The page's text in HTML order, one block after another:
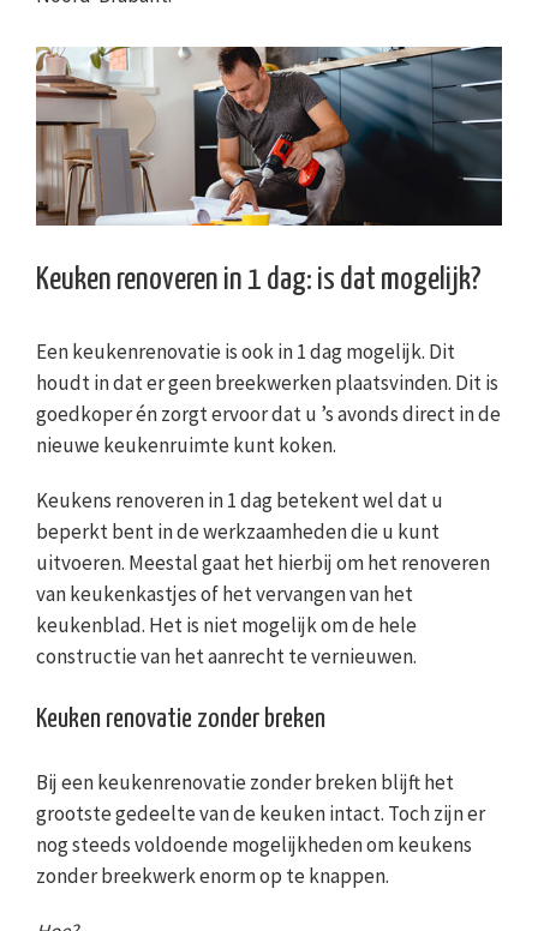
Keuken renoveren in 1 dag: is dat mogelijk?
Een keukenrenovatie is ook in 1 dag mogelijk. Dit
houdt in dat er geen breekwerken plaatsvinden. Dit is
goedkoper én zorgt ervoor dat u ’s avonds direct in de
nieuwe keukenruimte kunt koken.
Keukens renoveren in 1 dag betekent wel dat u
beperkt bent in de werkzaamheden die u kunt
uitvoeren. Meestal gaat het hierbij om het renoveren
van keukenkastjes of het vervangen van het
keukenblad. Het is niet mogelijk om de hele
constructie van het aanrecht te vernieuwen.
Keuken renovatie zonder breken
Bij een keukenrenovatie zonder breken blijft het
grootste gedeelte van de keuken intact. Toch zijn er
nog steeds voldoende mogelijkheden om keukens
zonder breekwerk enorm op te knappen.